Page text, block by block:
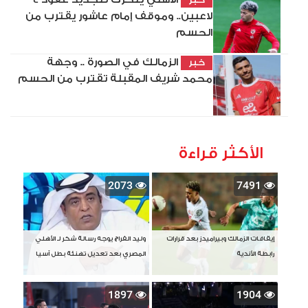
لاعبين.. وموقف إمام عاشور يقترب من
الحسم
خبر
الزمالك في الصورة .. وجهة
محمد شريف المقبلة تقترب من الحسم
الأكثر قراءة
7491
إيقافات الزمالك وبيراميدز بعد قرارات
رابطة الأندية
2073
وليد الفراج يوجه رسالة شكر لـ الأهلي
المصري بعد تعديل تهنئة بطل آسيا
1904
1897